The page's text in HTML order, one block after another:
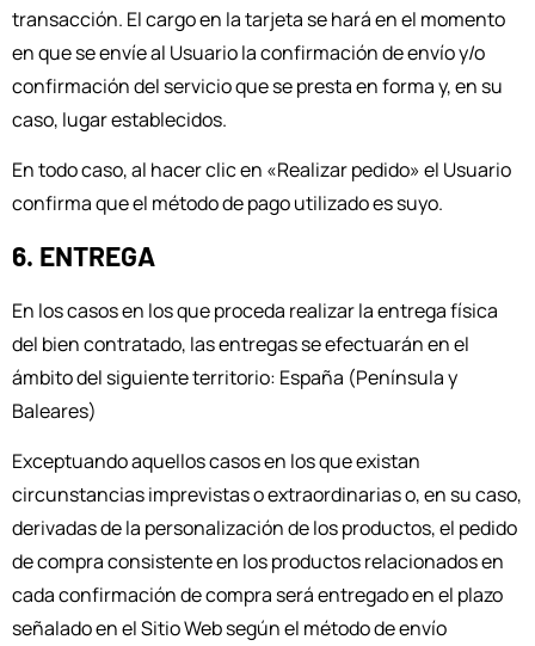
transacción. El cargo en la tarjeta se hará en el momento
en que se envíe al Usuario la confirmación de envío y/o
confirmación del servicio que se presta en forma y, en su
caso, lugar establecidos.
En todo caso, al hacer clic en «Realizar pedido» el Usuario
confirma que el método de pago utilizado es suyo.
6. ENTREGA
En los casos en los que proceda realizar la entrega física
del bien contratado, las entregas se efectuarán en el
ámbito del siguiente territorio: España (Península y
Baleares)
Exceptuando aquellos casos en los que existan
circunstancias imprevistas o extraordinarias o, en su caso,
derivadas de la personalización de los productos, el pedido
de compra consistente en los productos relacionados en
cada confirmación de compra será entregado en el plazo
señalado en el Sitio Web según el método de envío